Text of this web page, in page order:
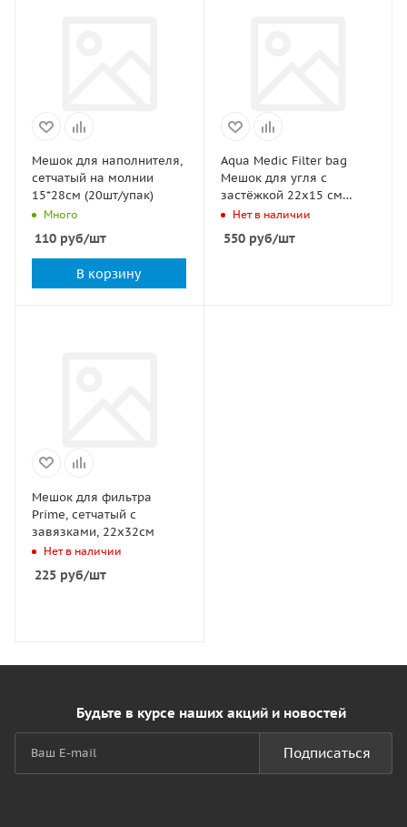
Мешок для наполнителя,
сетчатый на молнии
15*28см (20шт/упак)
Много
110 руб/шт
В корзину
Aqua Medic Filter bag
Мешок для угля с
застёжкой 22х15 см
(2шт)
Нет в наличии
550руб/шт
Мешок для фильтра
Prime, сетчатый с
завязками, 22х32см
Нет в наличии
225 руб/шт
Будьте в курсе наших акций и новостей
Подписаться